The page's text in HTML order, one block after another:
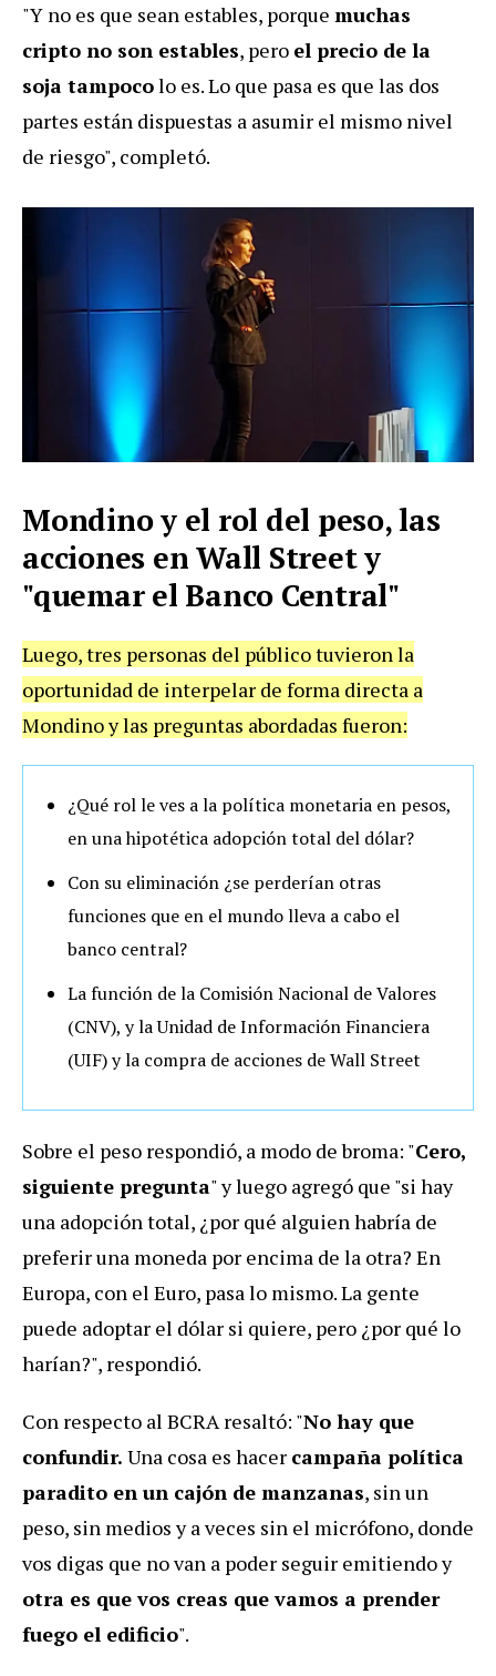
"Y no es que sean estables, porque muchas
cripto no son estables, pero el precio de la
soja tampocolo es. Lo que pasa es que las dos
partes están dispuestas a asumir el mismo nivel
de riesgo", completó.
Mondino y el rol del peso, las
acciones en Wall Street y
"quemar el Banco Central"
Luego, tres personas del público tuvieron la
oportunidad de interpelar de forma directa a
Mondino y las preguntas abordadas fueron:
¿Qué rol le ves a la política monetaria en pesos,
en una hipotética adopción total del dólar?
Con su eliminación ¿se perderían otras
funciones que en el mundo lleva a cabo el
banco central?
La función de la Comisión Nacional de Valores
(CNV), y la Unidad de Información Financiera
(UIF) y la compra de acciones de Wall Street
Sobre el peso respondió, a modo de broma: "Cero,
siguiente pregunta" y luego agregó que "si hay
una adopción total, ¿por qué alguien habría de
preferir una moneda por encima de la otra? En
Europa, con el Euro, pasa lo mismo. La gente
puede adoptar el dólar si quiere, pero ¿por qué lo
harían?", respondió.
Con respecto al BCRA resaltó: "No hay que
confundir. Una cosa es hacer campaña política
paradito en un cajón de manzanas, sin un
peso, sin medios y a veces sin el micrófono, donde
vos digas que no van a poder seguir emitiendo y
otra es que vos creas que vamos a prender
fuego el edificio".